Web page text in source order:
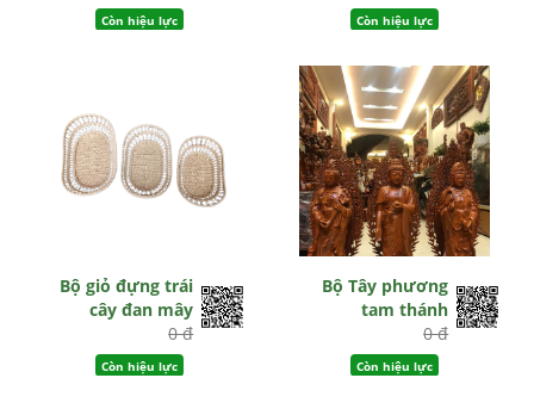
Còn hiệu lực Còn hiệu lực
Bộ giỏ đựng trái
cây đan mây
0 đ
Còn hiệu lực
Bộ Tây phương
tam thánh
0 đ
Còn hiệu lực